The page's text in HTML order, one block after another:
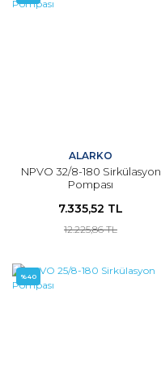
ALARKO
NPVO 32/8-180 Sirkülasyon
Pompası
7.335,52 TL
12.225,86 TL
%40